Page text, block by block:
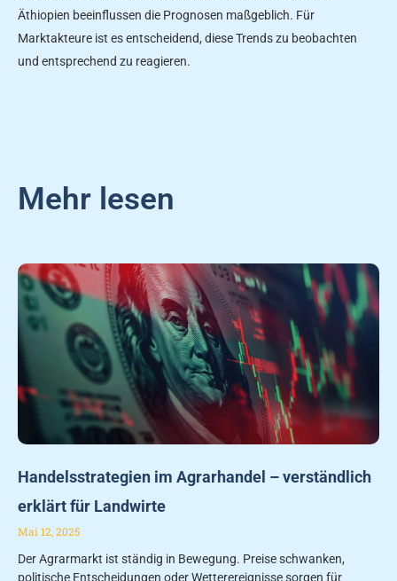
Äthiopien beeinflussen die Prognosen maßgeblich. Für
Marktakteure ist es entscheidend, diese Trends zu beobachten
und entsprechend zu reagieren.
Mehr lesen
Handelsstrategien im Agrarhandel – verständlich
erklärt für Landwirte
Mai 12, 2025
Der Agrarmarkt ist ständig in Bewegung. Preise schwanken,
politische Entscheidungen oder Wetterereignisse sorgen für